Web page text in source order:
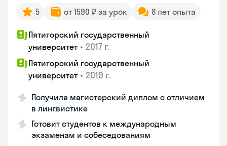
5 от 1590 ₽ за урок 8 лет опыта
Пятигорский государственный
университет • 2017 г.
Пятигорский государственный
университет • 2019 г.
Получила магистерский диплом с отличием
в лингвистике
Готовит студентов к международным
экзаменам и собеседованиям